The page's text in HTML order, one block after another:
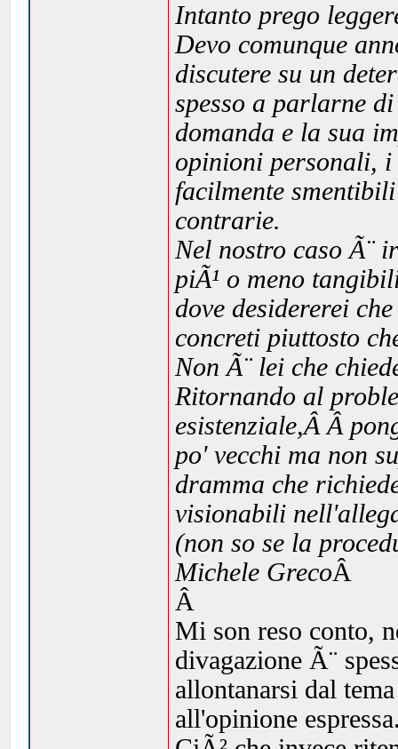
Intanto prego
Devo comunque
discutere su un
spesso a parlarne
domanda e la sua
opinioni personali, i
facilmente
contrarie.
Nel nostro caso Ã¨
piÃ¹ o meno
dove desidererei
concreti piuttosto
Non Ã¨ lei che
Ritornando al
esistenziale,Â Â
po' vecchi ma non
dramma che
visionabili
(non so se la
Michele GrecoÂ
Â
Mi son reso conto,
divagazione Ã¨
allontanarsi dal
all'opinione